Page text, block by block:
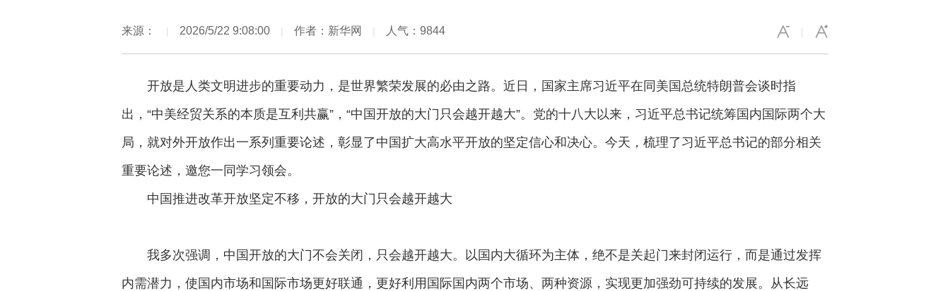
|
来源： | 2026/5/22 9:08:00 | 作者：新华网 | 人气：9844
开放是人类文明进步的重要动力，是世界繁荣发展的必由之路。近日，国家主席习近平在同美国总统特朗普会谈时指
出，“中美经贸关系的本质是互利共赢”，“中国开放的大门只会越开越大”。党的十八大以来，习近平总书记统筹国内国际两个大
局，就对外开放作出一系列重要论述，彰显了中国扩大高水平开放的坚定信心和决心。今天，梳理了习近平总书记的部分相关
重要论述，邀您一同学习领会。
中国推进改革开放坚定不移，开放的大门只会越开越大
我多次强调，中国开放的大门不会关闭，只会越开越大。以国内大循环为主体，绝不是关起门来封闭运行，而是通过发挥
内需潜力，使国内市场和国际市场更好联通，更好利用国际国内两个市场、两种资源，实现更加强劲可持续的发展。从长远